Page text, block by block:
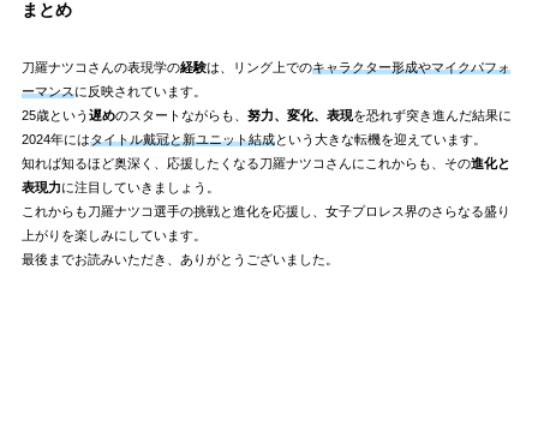
まとめ
刀羅ナツコさんの表現学の経験は、リング上でのキャラクター形成やマイクパフォ
ーマンスに反映されています。
25歳という 遅めのスタートながらも、 努力、変化、表現を恐れず突き進んだ結果に
2024年にはタイトル戴冠と新ユニット結成という大きな転機を迎えています。
知れば知るほど奥深く、応援したくなる刀羅ナツコさんにこれからも、その進化と
表現力に注目していきましょう。
これからも刀羅ナツコ選手の挑戦と進化を応援し、女子プロレス界のさらなる盛り
上がりを楽しみにしています。
最後までお読みいただき、ありがとうございました。